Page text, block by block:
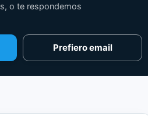
o te respondemos
Prefiero email